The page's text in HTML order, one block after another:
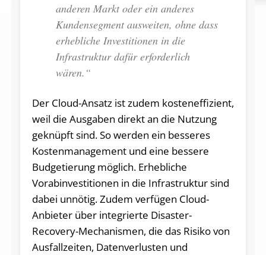
anderen Markt oder ein anderes
Kundensegment ausweiten, ohne dass
erhebliche Investitionen in die
Infrastruktur dafür erforderlich
wären.“
Der Cloud-Ansatz ist zudem kosteneffizient,
weil die Ausgaben direkt an die Nutzung
geknüpft sind. So werden ein besseres
Kostenmanagement und eine bessere
Budgetierung möglich. Erhebliche
Vorabinvestitionen in die Infrastruktur sind
dabei unnötig. Zudem verfügen Cloud-
Anbieter über integrierte Disaster-
Recovery-Mechanismen, die das Risiko von
Ausfallzeiten, Datenverlusten und